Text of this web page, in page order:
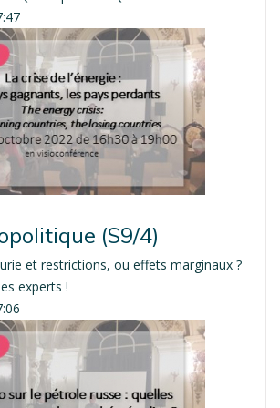
(S9/4)
et restrictions, ou effets marginaux ?
experts !